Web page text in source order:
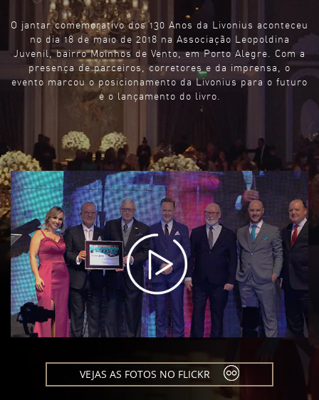
O jantar comemorativo dos 130 Anos da Livonius aconteceu
no dia 18 de maio de 2018 na Associação Leopoldina
Juvenil, bairro Moinhos de Vento, em Porto Alegre. Com a
presença de parceiros, corretores e da imprensa, o
evento marcou o posicionamento da Livonius para o futuro
e o lançamento do livro.
VEJAS AS FOTOS NO FLICKR